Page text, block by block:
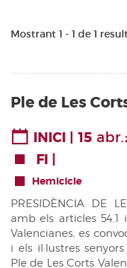
Mostrant 1 - 1 de 1
Ple de Les
INICI 15 abr.
FI
Hemicicle
PRESIDÈNCIA DE
amb els articles 54.1
Valencianes, es
i els il·lustres
Ple de Les Corts